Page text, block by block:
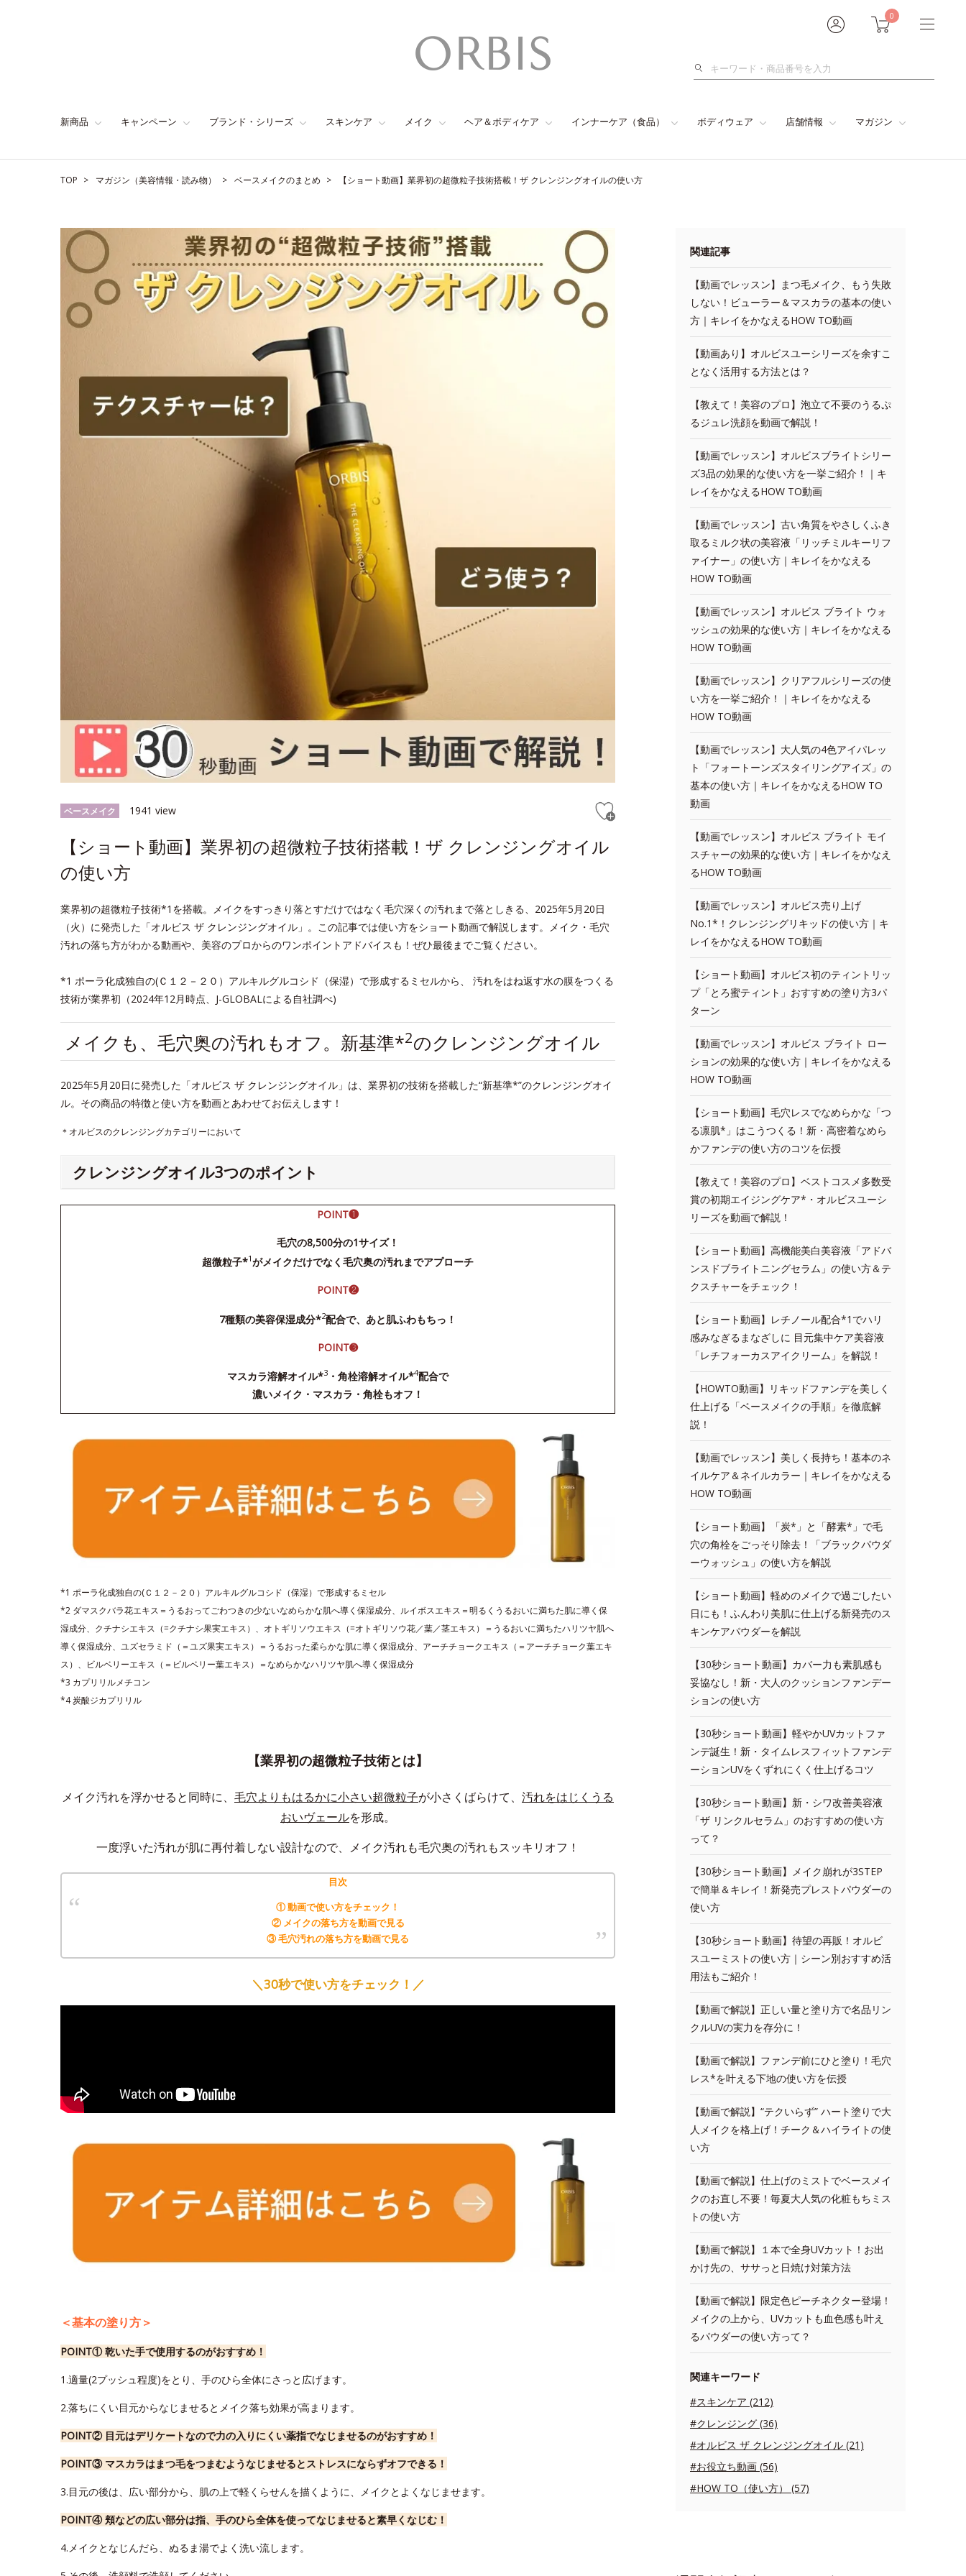
0
検
新商品 キャンペーン ブランド・シリーズ スキンケア メイク ヘア＆ボディケア インナーケア（食品） ボディウェア 店舗情報 マガジン
TOP マガジン（美容情報・読み物） ベースメイクのまとめ 【ショート動画】業界初の超微粒子技術搭載！ザ クレンジングオイルの使い方
ベースメイク 1941 view
【ショート動画】業界初の超微粒子技術搭載！ザ クレンジングオイル
の使い方
業界初の超微粒子技術*1を搭載。メイクをすっきり落とすだけではなく毛穴深くの汚れまで落としきる、2025年5月20日
（火）に発売した「オルビス ザ クレンジングオイル」。この記事では使い方をショート動画で解説します。メイク・毛穴
汚れの落ち方がわかる動画や、美容のプロからのワンポイントアドバイスも！ぜひ最後までご覧ください。
*1 ポーラ化成独自の(Ｃ１２－２０）アルキルグルコシド（保湿）で形成するミセルから、 汚れをはね返す水の膜をつくる
技術が業界初（2024年12月時点、J-GLOBALによる自社調べ)
メイクも、毛穴奥の汚れもオフ。新基準*2のクレンジングオイル
2025年5月20日に発売した「オルビス ザ クレンジングオイル」は、業界初の技術を搭載した“新基準*”のクレンジングオイ
ル。その商品の特徴と使い方を動画とあわせてお伝えします！
＊オルビスのクレンジングカテゴリーにおいて
クレンジングオイル3つのポイント
POINT❶
毛穴の8,500分の1サイズ！
超微粒子*1がメイクだけでなく毛穴奥の汚れまでアプローチ
POINT❷
7種類の美容保湿成分*2配合で、あと肌ふわもちっ！
POINT➌
マスカラ溶解オイル*3 ・角栓溶解オイル*4配合で
濃いメイク・マスカラ・角栓もオフ！
*1 ポーラ化成独自の(Ｃ１２－２０）アルキルグルコシド（保湿）で形成するミセル
*2 ダマスクバラ花エキス＝うるおってごわつきの少ないなめらかな肌へ導く保湿成分、ルイボスエキス＝明るくうるおいに満ちた肌に導く保
湿成分、クチナシエキス（=クチナシ果実エキス）、オトギリソウエキス（=オトギリソウ花／葉／茎エキス）＝うるおいに満ちたハリツヤ肌へ
導く保湿成分、ユズセラミド（＝ユズ果実エキス）＝うるおった柔らかな肌に導く保湿成分、アーチチョークエキス（＝アーチチョーク葉エキ
ス）、ビルベリーエキス（＝ビルベリー葉エキス）＝なめらかなハリツヤ肌へ導く保湿成分
*3 カプリリルメチコン
*4 炭酸ジカプリリル
【業界初の超微粒子技術とは】
メイク汚れを浮かせると同時に、 毛穴よりもはるかに小さい超微粒子が小さくばらけて、 汚れをはじくうる
おいヴェールを形成。
一度浮いた汚れが肌に再付着しない設計なので、メイク汚れも毛穴奥の汚れもスッキリオフ！
目次
① 動画で使い方をチェック！
② メイクの落ち方を動画で見る
③ 毛穴汚れの落ち方を動画で見る
＼30秒で使い方をチェック！／
＜基本の塗り方＞
POINT① 乾いた手で使用するのがおすすめ！
1.適量(2プッシュ程度)をとり、手のひら全体にさっと広げます。
2.落ちにくい目元からなじませるとメイク落ち効果が高まります。
POINT② 目元はデリケートなので力の入りにくい薬指でなじませるのがおすすめ！
POINT③ マスカラはまつ毛をつまむようなじませるとストレスにならずオフできる！
3.目元の後は、広い部分から、肌の上で軽くらせんを描くように、メイクとよくなじませます。
POINT④ 頬などの広い部分は指、手のひら全体を使ってなじませると素早くなじむ！
4.メイクとなじんだら、ぬるま湯でよく洗い流します。
関連記事
【動画でレッスン】まつ毛メイク、もう失敗
しない！ビューラー＆マスカラの基本の使い
方｜キレイをかなえるHOW TO動画
【動画あり】オルビスユーシリーズを余すこ
となく活用する方法とは？
【教えて！美容のプロ】泡立て不要のうるぷ
るジュレ洗顔を動画で解説！
【動画でレッスン】オルビスブライトシリー
ズ3品の効果的な使い方を一挙ご紹介！｜キ
レイをかなえるHOW TO動画
【動画でレッスン】古い角質をやさしくふき
取るミルク状の美容液「リッチミルキーリフ
ァイナー」の使い方｜キレイをかなえる
HOW TO動画
【動画でレッスン】オルビス ブライト ウォ
ッシュの効果的な使い方｜キレイをかなえる
HOW TO動画
【動画でレッスン】クリアフルシリーズの使
い方を一挙ご紹介！｜キレイをかなえる
HOW TO動画
【動画でレッスン】大人気の4色アイパレッ
ト「フォートーンズスタイリングアイズ」の
基本の使い方｜キレイをかなえるHOW TO
動画
【動画でレッスン】オルビス ブライト モイ
スチャーの効果的な使い方｜キレイをかなえ
るHOW TO動画
【動画でレッスン】オルビス売り上げ
No.1*！クレンジングリキッドの使い方｜キ
レイをかなえるHOW TO動画
【ショート動画】オルビス初のティントリッ
プ「とろ蜜ティント」おすすめの塗り方3パ
ターン
【動画でレッスン】オルビス ブライト ロー
ションの効果的な使い方｜キレイをかなえる
HOW TO動画
【ショート動画】毛穴レスでなめらかな「つ
る凛肌*」はこうつくる！新・高密着なめら
かファンデの使い方のコツを伝授
【教えて！美容のプロ】ベストコスメ多数受
賞の初期エイジングケア*・オルビスユーシ
リーズを動画で解説！
【ショート動画】高機能美白美容液「アドバ
ンスドブライトニングセラム」の使い方＆テ
クスチャーをチェック！
【ショート動画】レチノール配合*1でハリ
感みなぎるまなざしに 目元集中ケア美容液
「レチフォーカスアイクリーム」を解説！
【HOWTO動画】リキッドファンデを美しく
仕上げる「ベースメイクの手順」を徹底解
説！
【動画でレッスン】美しく長持ち！基本のネ
イルケア＆ネイルカラー｜キレイをかなえる
HOW TO動画
【ショート動画】「炭*」と「酵素*」で毛
穴の角栓をごっそり除去！「ブラックパウダ
ーウォッシュ」の使い方を解説
【ショート動画】軽めのメイクで過ごしたい
日にも！ふんわり美肌に仕上げる新発売のス
キンケアパウダーを解説
【30秒ショート動画】カバー力も素肌感も
妥協なし！新・大人のクッションファンデー
ションの使い方
【30秒ショート動画】軽やかUVカットファ
ンデ誕生！新・タイムレスフィットファンデ
ーションUVをくずれにくく仕上げるコツ
【30秒ショート動画】新・シワ改善美容液
「ザ リンクルセラム」のおすすめの使い方
って？
【30秒ショート動画】メイク崩れが3STEP
で簡単＆キレイ！新発売プレストパウダーの
使い方
【30秒ショート動画】待望の再販！オルビ
スユーミストの使い方｜シーン別おすすめ活
用法もご紹介！
【動画で解説】正しい量と塗り方で名品リン
クルUVの実力を存分に！
【動画で解説】ファンデ前にひと塗り！毛穴
レス*を叶える下地の使い方を伝授
【動画で解説】“テクいらず” ハート塗りで大
人メイクを格上げ！チーク＆ハイライトの使
い方
【動画で解説】仕上げのミストでベースメイ
クのお直し不要！毎夏大人気の化粧もちミス
トの使い方
【動画で解説】１本で全身UVカット！お出
かけ先の、ササっと日焼け対策方法
【動画で解説】限定色ピーチネクター登場！
メイクの上から、UVカットも血色感も叶え
るパウダーの使い方って？
関連キーワード
#スキンケア (212)
#クレンジング (36)
#オルビス ザ クレンジングオイル (21)
#お役立ち動画 (56)
#HOW TO（使い方） (57)